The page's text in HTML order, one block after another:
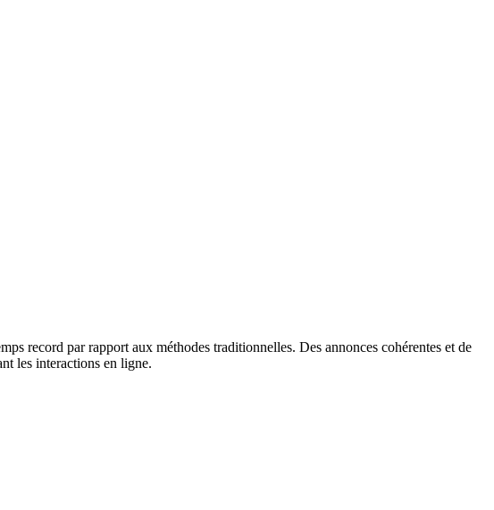
record par rapport aux méthodes traditionnelles. Des annonces cohérentes et de
les interactions en ligne.